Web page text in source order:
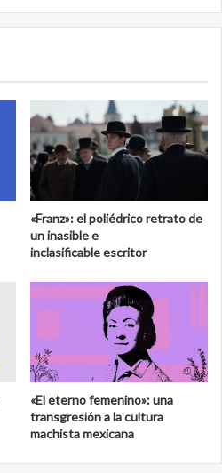
«Franz»: el poliédrico retrato de
un inasible e
inclasificable escritor
«El eterno femenino»: una
transgresión a la cultura
machista mexicana